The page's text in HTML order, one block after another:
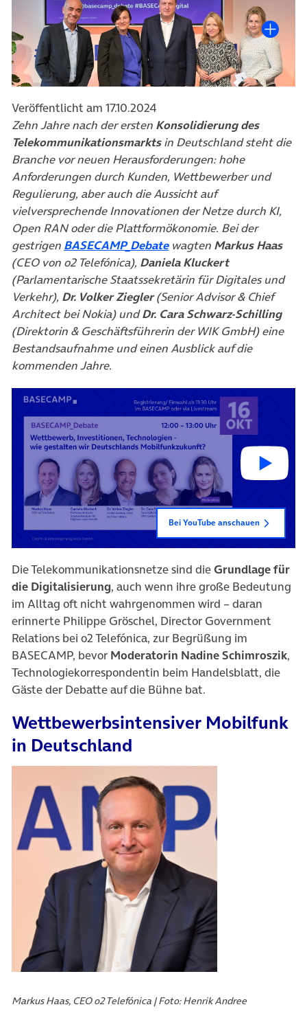
Veröffentlicht am 17.10.2024
Zehn Jahre nach der ersten Konsolidierung des
Telekommunikationsmarktsin Deutschland steht die
Branche vor neuen Herausforderungen: hohe
Anforderungen durch Kunden, Wettbewerber und
Regulierung, aber auch die Aussicht auf
vielversprechende Innovationen der Netze durch KI,
Open RAN oder die Plattformökonomie. Bei der
gestrigen BASECAMP_Debate(öffnet in neuem Tab)
wagten Markus Haas
(CEO von o2 Telefónica), Daniela Kluckert
(Parlamentarische Staatssekretärin für Digitales und
Verkehr), Dr. Volker Ziegler(Senior Advisor & Chief
Architect bei Nokia) undDr. Cara Schwarz-Schilling
(Direktorin & Geschäftsführerin der WIK GmbH) eine
Bestandsaufnahme und einen Ausblick auf die
kommenden Jahre.
Bei YouTube anschauen
Die Telekommunikationsnetze sind dieGrundlage für
die Digitalisierung, auch wenn ihre große Bedeutung
im Alltag oft nicht wahrgenommen wird – daran
erinnerte Philippe Gröschel, Director Government
Relations bei o2 Telefónica, zur Begrüßung im
BASECAMP, bevor Moderatorin Nadine Schimroszik,
Technologiekorrespondentin beim Handelsblatt, die
Gäste der Debatte auf die Bühne bat.
Wettbewerbsintensiver Mobilfunk
in Deutschland
Markus Haas, CEO o2 Telefónica | Foto: Henrik Andree